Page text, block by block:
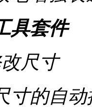
具套件
尺寸
寸的自